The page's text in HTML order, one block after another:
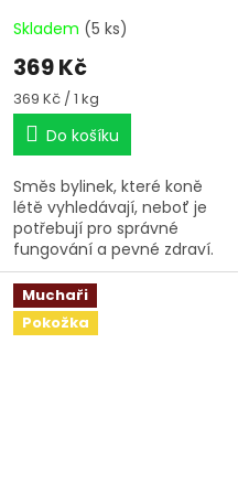
většině pastev je již
Skladem (5 ks)
369 Kč
Měrná
cena:
369 Kč / 1 kg
Do košíku
Směs bylinek, které koně
létě vyhledávají, neboť je
potřebují pro správné
fungování a pevné zdraví.
Na většině pastev je již
bohužel nenajdete.
Muchaři
Pokožka